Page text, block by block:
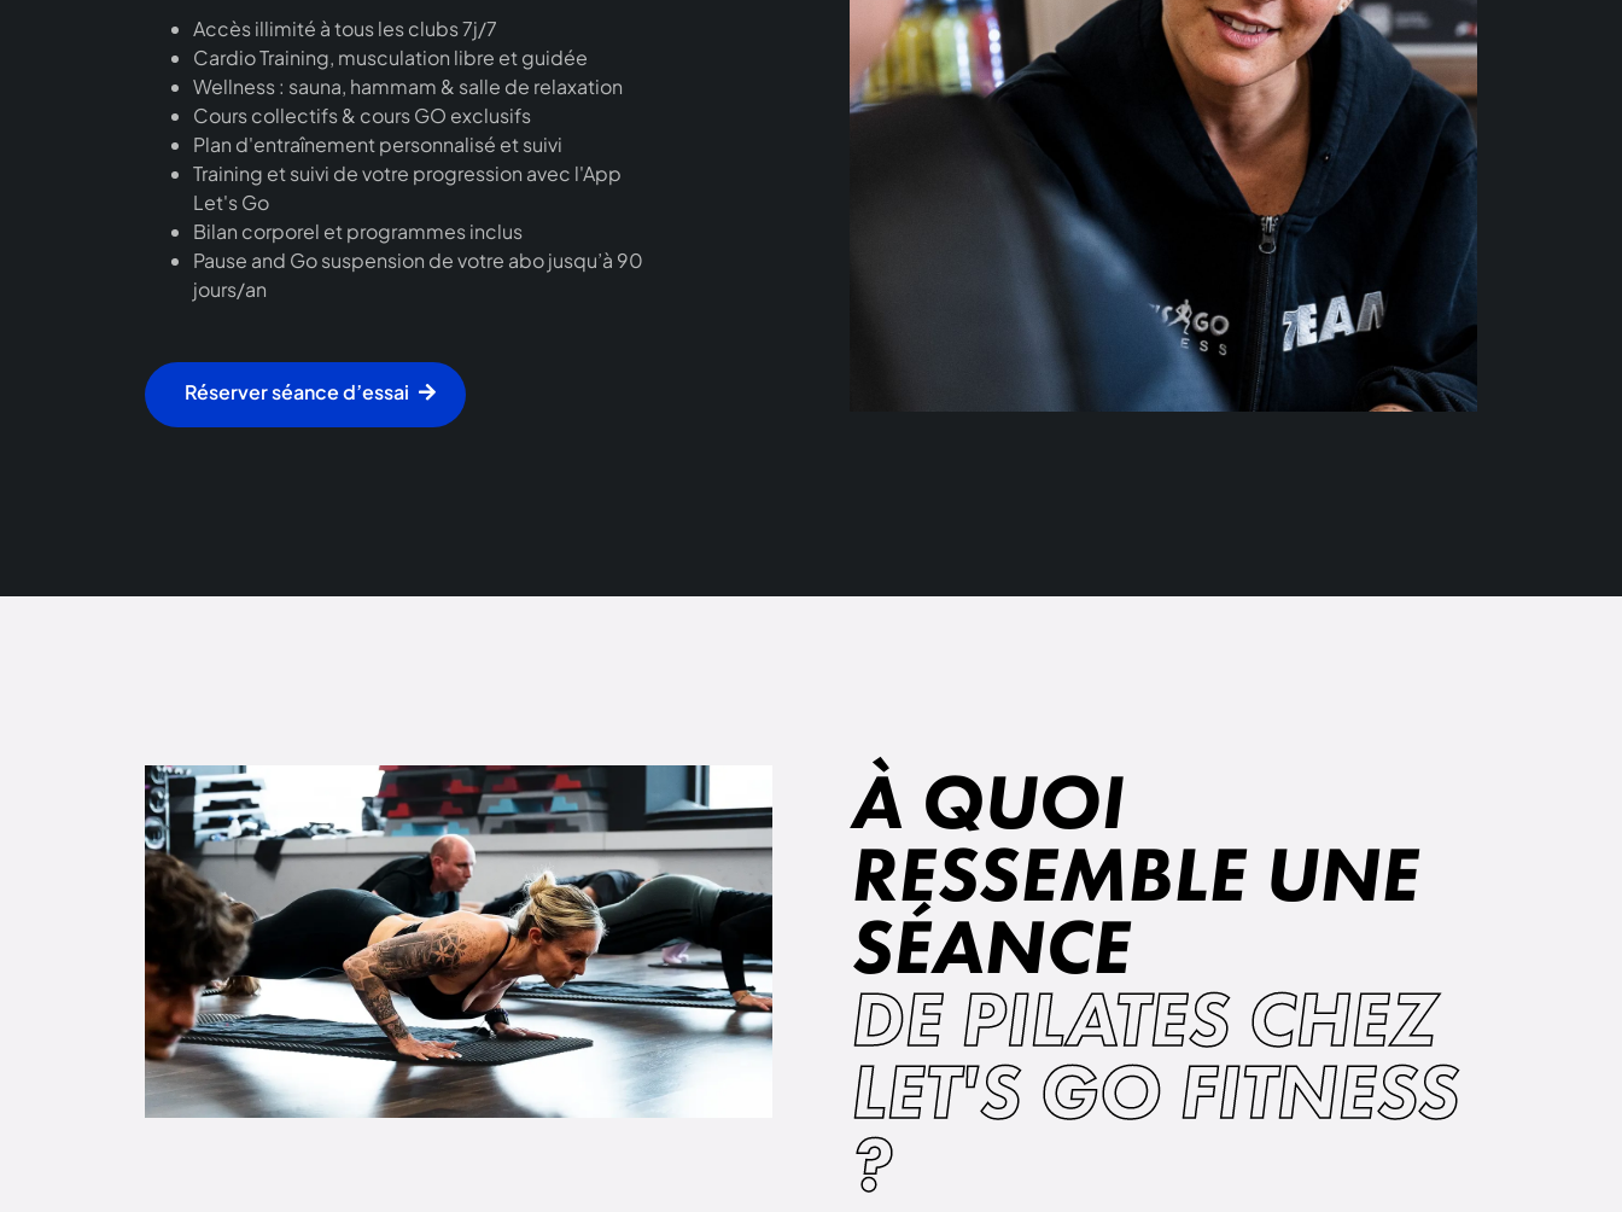
Accès illimité à tous les clubs 7j/7
Cardio Training, musculation libre et guidée
Wellness : sauna, hammam & salle de relaxation
Cours collectifs & cours GO exclusifs
Plan d'entraînement personnalisé et suivi
Training et suivi de votre progression avec l'App
Let's Go
Bilan corporel et programmes inclus
Pause and Go suspension de votre abo jusqu’à 90
jours/an
Réserver séance d’essai
À QUOI
RESSEMBLE UNE
SÉANCE
DE PILATES CHEZ
LET'S GO FITNESS
?